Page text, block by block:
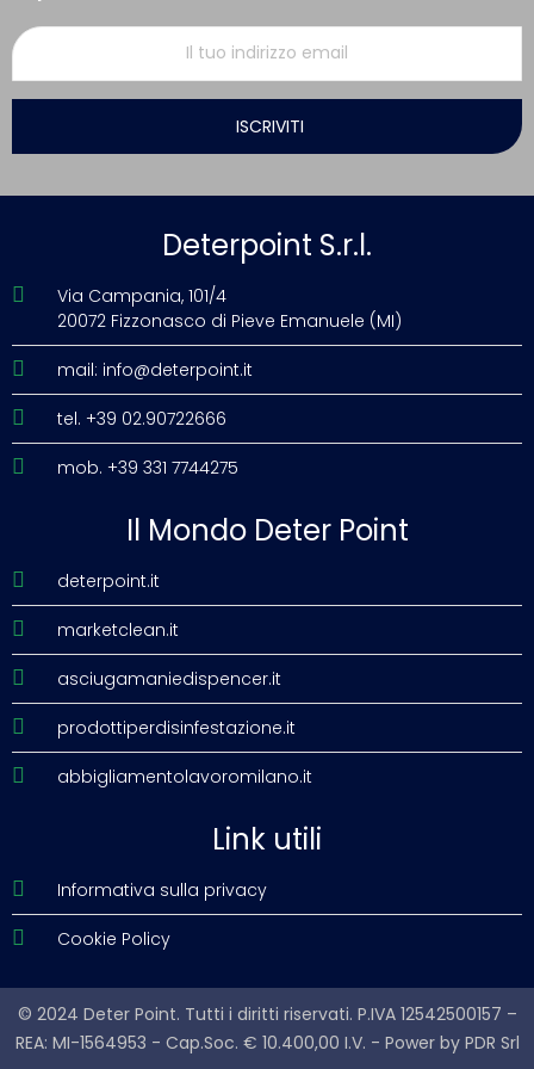
ISCRIVITI
Deterpoint S.r.l.
Via Campania, 101/4
20072 Fizzonasco di Pieve Emanuele (MI)
mail: info@deterpoint.it
tel. +39 02.90722666
mob. +39 331 7744275
Il Mondo Deter Point
deterpoint.it
marketclean.it
asciugamaniedispencer.it
prodottiperdisinfestazione.it
abbigliamentolavoromilano.it
Link utili
Informativa sulla privacy
Cookie Policy
© 2024 Deter Point. Tutti i diritti riservati. P.IVA 12542500157 –
REA: MI-1564953 - Cap.Soc. € 10.400,00 I.V. - Power by PDR Srl